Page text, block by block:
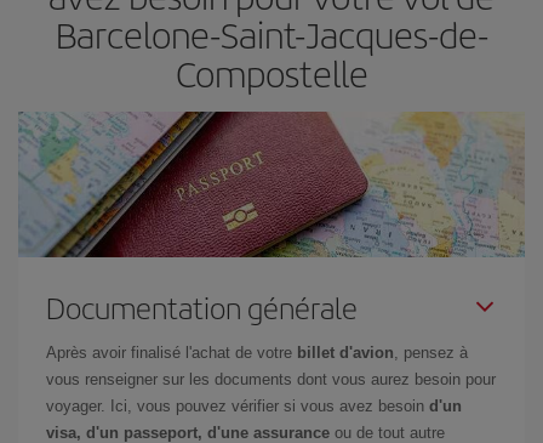
Barcelone-Saint-Jacques-de-
Compostelle
Documentation générale
Après avoir finalisé l'achat de votre billet d'avion, pensez à
vous renseigner sur les documents dont vous aurez besoin pour
voyager. Ici, vous pouvez vérifier si vous avez besoin d'un
visa, d'un passeport, d'une assurance ou de tout autre